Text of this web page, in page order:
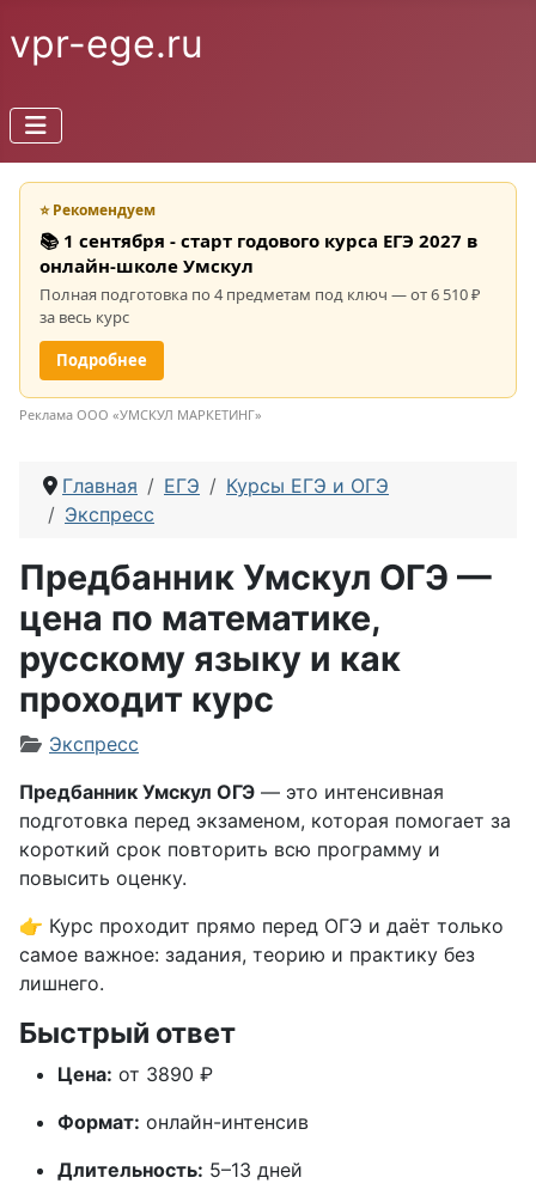
vpr-ege.ru
⭐ Рекомендуем
📚 1 сентября - старт годового курса ЕГЭ 2027 в
онлайн-школе Умскул
Полная подготовка по 4 предметам под ключ — от 6 510 ₽
за весь курс
Подробнее
Реклама ООО «УМСКУЛ МАРКЕТИНГ»
Главная ЕГЭ
Курсы ЕГЭ и ОГЭ
Экспресс
Предбанник Умскул ОГЭ —
цена по математике,
русскому языку и как
проходит курс
Информация о материале
Экспресс
Предбанник Умскул ОГЭ — это интенсивная
подготовка перед экзаменом, которая помогает за
короткий срок повторить всю программу и
повысить оценку.
👉 Курс проходит прямо перед ОГЭ и даёт только
самое важное: задания, теорию и практику без
лишнего.
Быстрый ответ
Цена: от 3890 ₽
Формат: онлайн-интенсив
Длительность: 5–13 дней